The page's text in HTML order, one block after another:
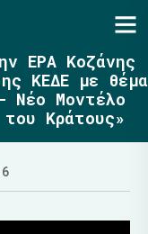
ΕΡΑ Κοζάνης
ΚΕΔΕ με θέμα
Νέο Μοντέλο
Κράτους»